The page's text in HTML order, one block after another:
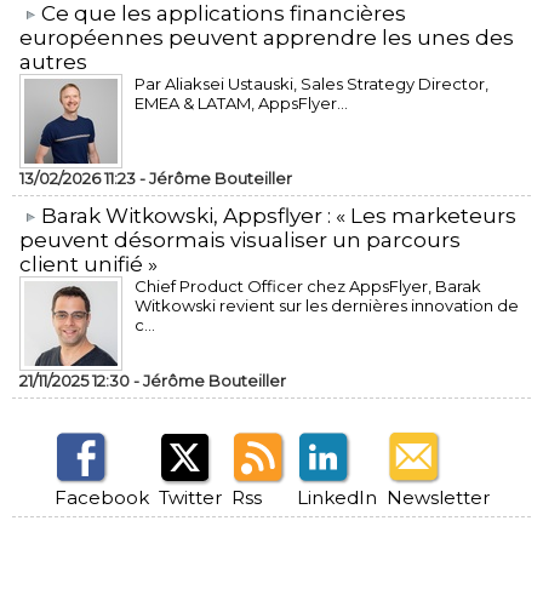
​Ce que les applications financières
européennes peuvent apprendre les unes des
autres
Par Aliaksei Ustauski, Sales Strategy Director,
EMEA & LATAM, AppsFlyer...
13/02/2026 11:23 -Jérôme Bouteiller
​Barak Witkowski, Appsflyer : « Les marketeurs
peuvent désormais visualiser un parcours
client unifié »
Chief Product Officer chez AppsFlyer, ​Barak
Witkowski revient sur les dernières innovation de
c...
21/11/2025 12:30 -Jérôme Bouteiller
Facebook Twitter Rss LinkedIn Newsletter